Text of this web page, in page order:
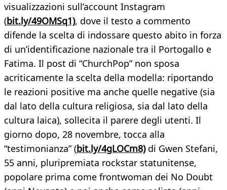
visualizzazioni sull’account Instagram
(bit.ly/49OMSq1), dove il testo a commento
difende la scelta di indossare questo abito in forza
di un’identificazione nazionale tra il Portogallo e
Fatima. Il post di “ChurchPop” non sposa
acriticamente la scelta della modella: riportando
le reazioni positive ma anche quelle negative (sia
dal lato della cultura religiosa, sia dal lato della
cultura laica), sollecita il parere degli utenti. Il
giorno dopo, 28 novembre, tocca alla
“testimonianza” (bit.ly/4gLOCm8)di Gwen Stefani,
55 anni, pluripremiata rockstar statunitense,
popolare prima come frontwoman dei No Doubt